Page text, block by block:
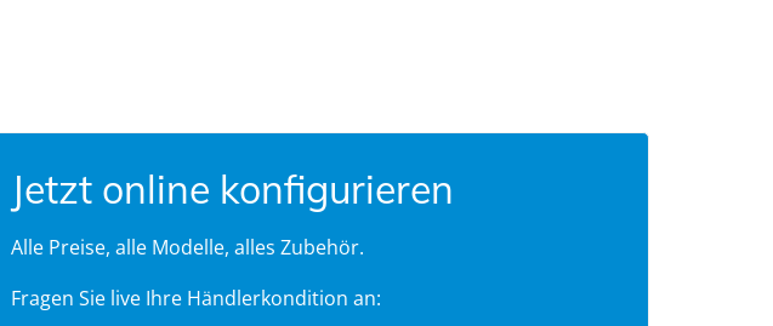
Jetzt online konfigurieren
Alle Preise, alle Modelle, alles Zubehör.
Fragen Sie live Ihre Händlerkondition an: